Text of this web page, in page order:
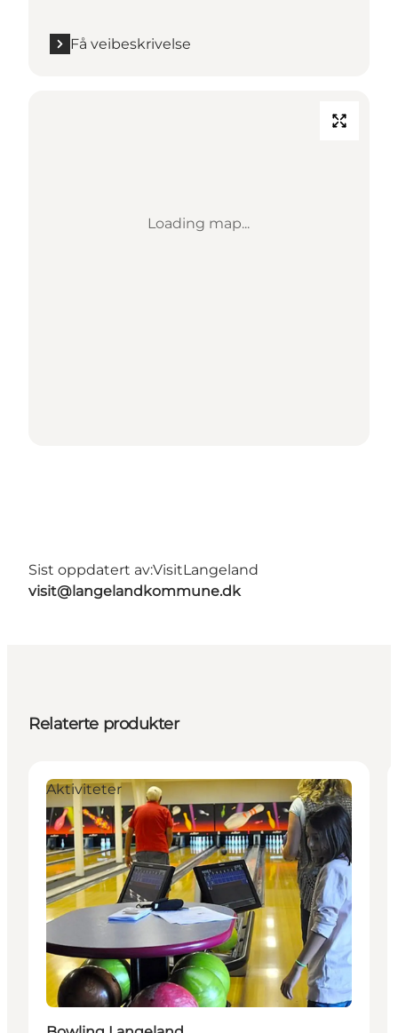
Få veibeskrivelse
Loading map...
Sist oppdatert av:VisitLangeland
visit@langelandkommune.dk
Relaterte produkter
Aktiviteter